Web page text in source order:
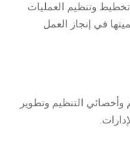
وتنظيم العمليات
في إنجاز العمل
التنظيم وتطوير